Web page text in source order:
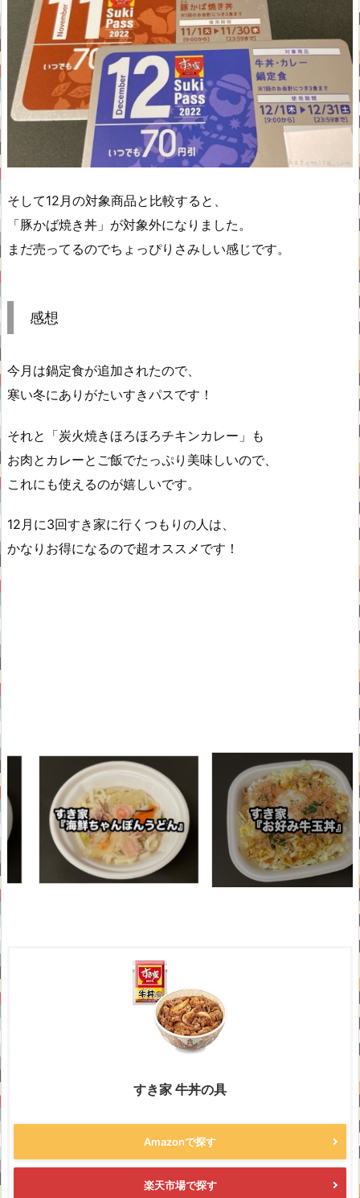
そして12月の対象商品と比較すると、
「豚かば焼き丼」が対象外になりました。
まだ売ってるのでちょっぴりさみしい感じです。
感想
今月は鍋定食が追加されたので、
寒い冬にありがたいすきパスです！
それと「炭火焼きほろほろチキンカレー」も
お肉とカレーとご飯でたっぷり美味しいので、
これにも使えるのが嬉しいです。
12月に3回すき家に行くつもりの人は、
かなりお得になるので超オススメです！
すき家 牛丼の具
Amazonで探す
楽天市場で探す